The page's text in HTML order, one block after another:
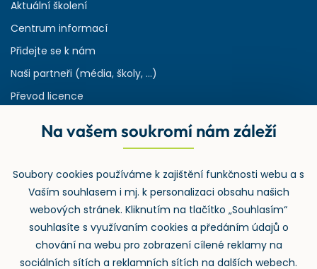
Aktuální školení
Centrum informací
Přidejte se k nám
Naši partneři (média, školy, ...)
Převod licence
Rejstřík používaných zkratek v odpadech
Zpětný odběr
Na vašem soukromí nám záleží
Soubory cookies používáme k zajištění funkčnosti webu a s
Vaším souhlasem i mj. k personalizaci obsahu našich
webových stránek. Kliknutím na tlačítko „Souhlasím“
souhlasíte s využívaním cookies a předáním údajů o
chování na webu pro zobrazení cílené reklamy na
sociálních sítích a reklamních sítích na dalších webech.